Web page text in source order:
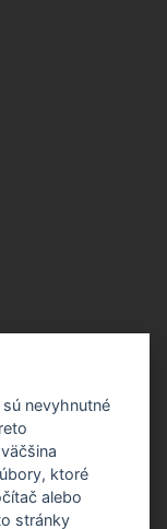
6, 821 08
autori.
nevyhnutné
ktoré
alebo
stránky